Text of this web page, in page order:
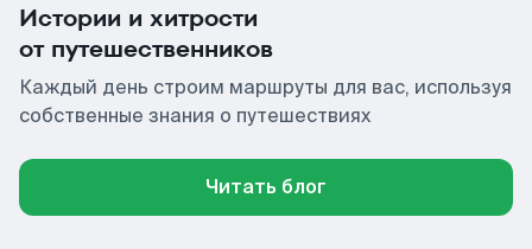
Истории и хитрости
от путешественников
Каждый день строим маршруты для вас, используя
собственные знания о путешествиях
Читать блог